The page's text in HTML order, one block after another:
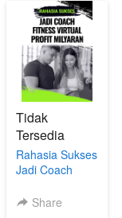
Tidak
Tersedia
Rahasia Sukses
Jadi Coach
Profit Milyaran
Share